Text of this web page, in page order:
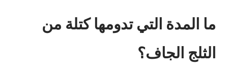
ما المدة التي تدومها كتلة من
الثلج الجاف؟